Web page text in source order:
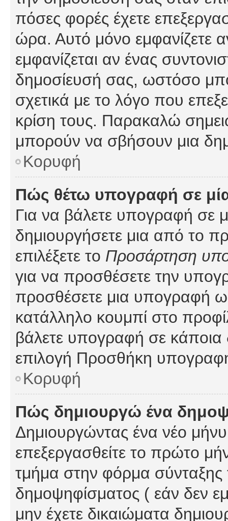
πόσες φορές έχετε
ώρα. Αυτό μόνο εμφανίζετε
εμφανίζεται αν ένας
δημοσίευσή σας, ωστόσο
σχετικά με το λόγο που
κρίση τους. Παρακαλώ
μπορούν να σβήσουν μια
Κορυφή
Πώς θέτω υπογραφή σε
Για να βάλετε υπογραφή σε
δημιουργήσετε μια από το
επιλέξετε το Προσάρτηση
για να προσθέσετε την
προσθέσετε μια υπογραφή
κατάλληλο κουμπί στο
βάλετε υπογραφή σε κάποια
επιλογή Προσθήκη
Κορυφή
Πώς δημιουργώ ένα
Δημιουργώντας ένα νέο
επεξεργασθείτε το πρώτο
τμήμα στην φόρμα σύνταξης
δημοψηφίσματος ( εάν δεν
μην έχετε δικαιώματα